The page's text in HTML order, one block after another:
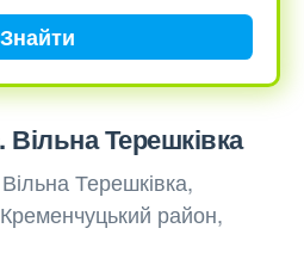
Знайти
Терешківка
Терешківка,
район,